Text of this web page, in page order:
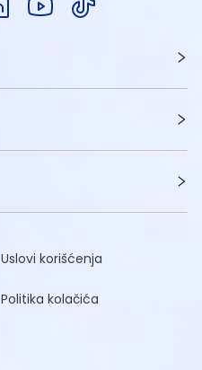
Uslovi korišćenja
Politika kolačića